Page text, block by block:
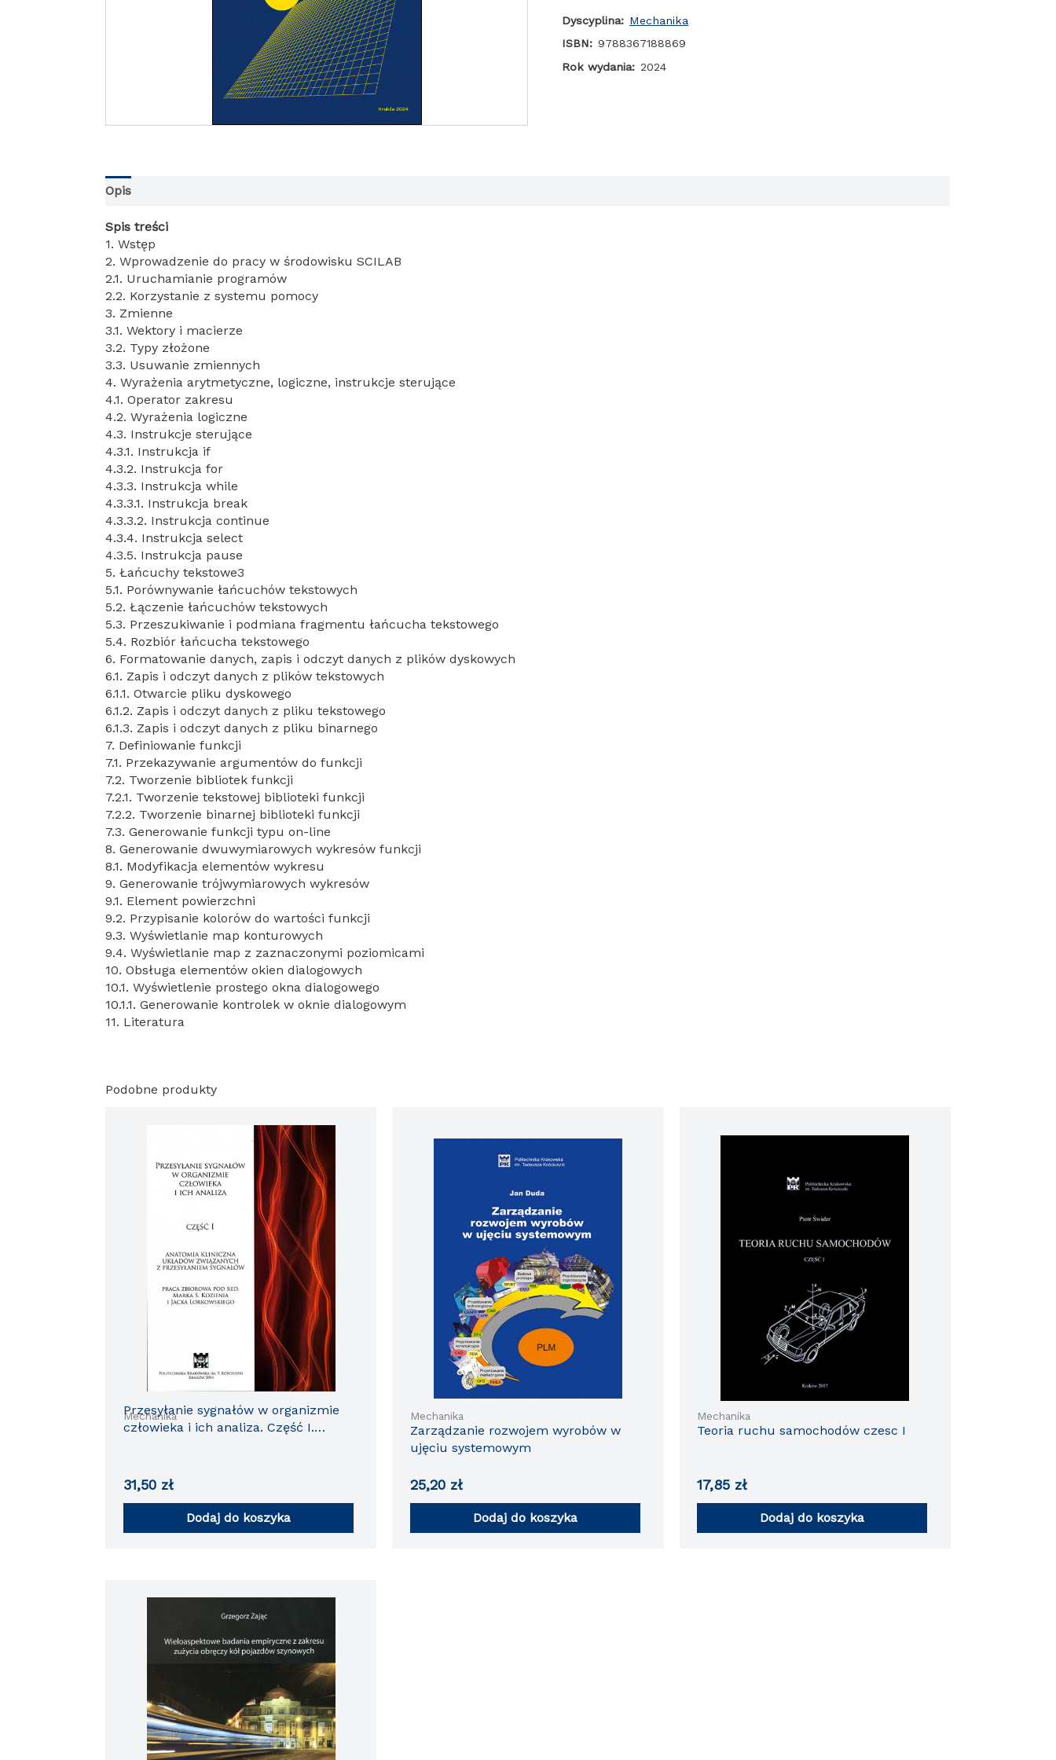
Dyscyplina: Mechanika
ISBN: 9788367188869
Rok wydania: 2024
Opis
Spis treści
1. Wstęp
2. Wprowadzenie do pracy w środowisku SCILAB
2.1. Uruchamianie programów
2.2. Korzystanie z systemu pomocy
3. Zmienne
3.1. Wektory i macierze
3.2. Typy złożone
3.3. Usuwanie zmiennych
4. Wyrażenia arytmetyczne, logiczne, instrukcje sterujące
4.1. Operator zakresu
4.2. Wyrażenia logiczne
4.3. Instrukcje sterujące
4.3.1. Instrukcja if
4.3.2. Instrukcja for
4.3.3. Instrukcja while
4.3.3.1. Instrukcja break
4.3.3.2. Instrukcja continue
4.3.4. Instrukcja select
4.3.5. Instrukcja pause
5. Łańcuchy tekstowe3
5.1. Porównywanie łańcuchów tekstowych
5.2. Łączenie łańcuchów tekstowych
5.3. Przeszukiwanie i podmiana fragmentu łańcucha tekstowego
5.4. Rozbiór łańcucha tekstowego
6. Formatowanie danych, zapis i odczyt danych z plików dyskowych
6.1. Zapis i odczyt danych z plików tekstowych
6.1.1. Otwarcie pliku dyskowego
6.1.2. Zapis i odczyt danych z pliku tekstowego
6.1.3. Zapis i odczyt danych z pliku binarnego
7. Definiowanie funkcji
7.1. Przekazywanie argumentów do funkcji
7.2. Tworzenie bibliotek funkcji
7.2.1. Tworzenie tekstowej biblioteki funkcji
7.2.2. Tworzenie binarnej biblioteki funkcji
7.3. Generowanie funkcji typu on-line
8. Generowanie dwuwymiarowych wykresów funkcji
8.1. Modyfikacja elementów wykresu
9. Generowanie trójwymiarowych wykresów
9.1. Element powierzchni
9.2. Przypisanie kolorów do wartości funkcji
9.3. Wyświetlanie map konturowych
9.4. Wyświetlanie map z zaznaczonymi poziomicami
10. Obsługa elementów okien dialogowych
10.1. Wyświetlenie prostego okna dialogowego
10.1.1. Generowanie kontrolek w oknie dialogowym
11. Literatura
Podobne produkty
Mechanika
Przesyłanie sygnałów w organizmie
człowieka i ich analiza. Część I.
31,50 zł
Dodaj do koszyka
Mechanika
Zarządzanie rozwojem wyrobów w
ujęciu systemowym
25,20 zł
Dodaj do koszyka
Mechanika
Teoria ruchu samochodów czesc I
17,85 zł
Dodaj do koszyka